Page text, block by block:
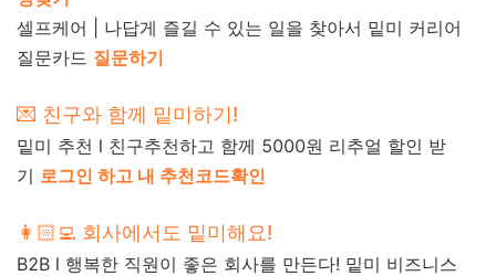
셀프케어 | 나답게 즐길 수 있는 일을 찾아서 밑미 커리어
질문카드 질문하기
💌 친구와 함께 밑미하기!
밑미 추천 l 친구추천하고 함께 5000원 리추얼 할인 받
기 로그인 하고 내 추천코드확인
👩🏻‍💻 회사에서도 밑미해요!
B2B l 행복한 직원이 좋은 회사를 만든다! 밑미 비즈니스